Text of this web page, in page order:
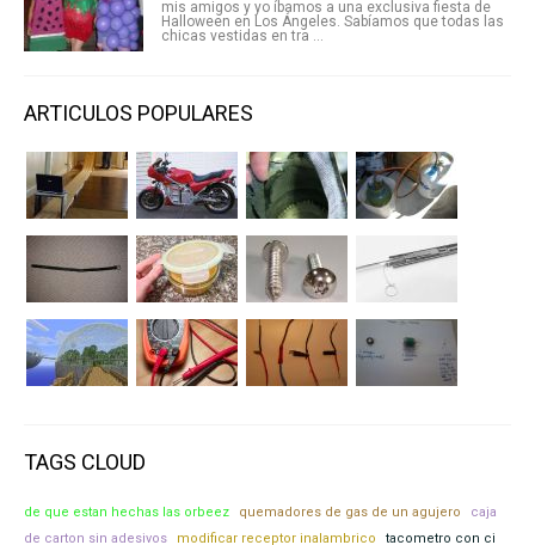
mis amigos y yo íbamos a una exclusiva fiesta de
Halloween en Los Ángeles. Sabíamos que todas las
chicas vestidas en tra ...
ARTICULOS POPULARES
TAGS CLOUD
de que estan hechas las orbeez quemadores de gas de un agujero
caja
de carton sin adesivos
modificar receptor inalambrico tacometro con ci